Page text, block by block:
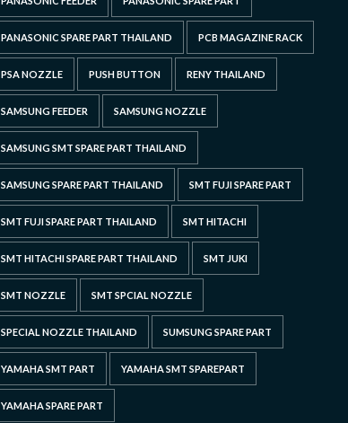
PANASONIC SPARE PART THAILAND PCB MAGAZINE RACK
PSA NOZZLE PUSH BUTTON RENY THAILAND
SAMSUNG FEEDER SAMSUNG NOZZLE
SAMSUNG SMT SPARE PART THAILAND
SAMSUNG SPARE PART THAILAND SMT FUJI SPARE PART
SMT FUJI SPARE PART THAILAND SMT HITACHI
SMT HITACHI SPARE PART THAILAND SMT JUKI
SMT NOZZLE SMT SPCIAL NOZZLE
SPECIAL NOZZLE THAILAND SUMSUNG SPARE PART
YAMAHA SMT PART YAMAHA SMT SPAREPART
YAMAHA SPARE PART